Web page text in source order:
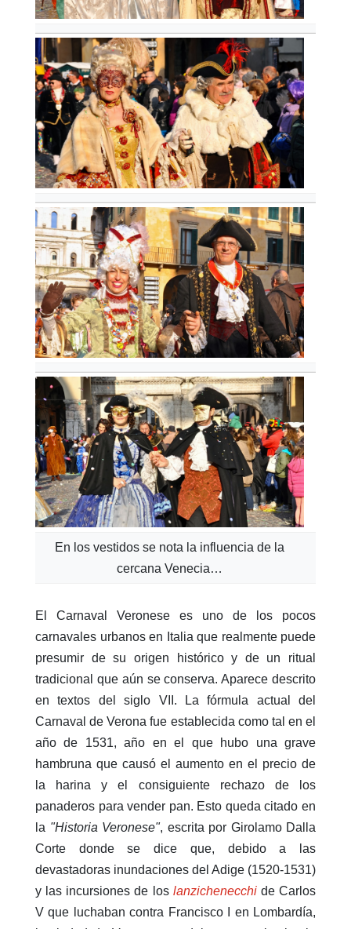
En los vestidos se nota la influencia de la
cercana Venecia…
El Carnaval Veronese es uno de los pocos
carnavales urbanos en Italia que realmente puede
presumir de su origen histórico y de un ritual
tradicional que aún se conserva. Aparece descrito
en textos del siglo VII. La fórmula actual del
Carnaval de Verona fue establecida como tal en el
año de 1531, año en el que hubo una grave
hambruna que causó el aumento en el precio de
la harina y el consiguiente rechazo de los
panaderos para vender pan. Esto queda citado en
la "Historia Veronese", escrita por Girolamo Dalla
Corte donde se dice que, debido a las
devastadoras inundaciones del Adige (1520-1531)
y las incursiones de los lanzichenecchide Carlos
V que luchaban contra Francisco I en Lombardía,